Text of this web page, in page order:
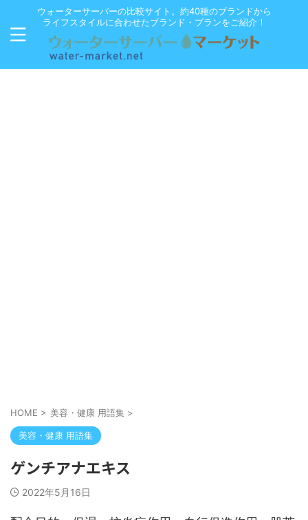
ウォーターサーバーの比較サイト。約40種のブランドから
ライフスタイルに合わせたブランド・プランをご紹介！
HOME > 美容・健康 用語集 >
美容・健康 用語集
ゲンチアナエキス
2022年5月16日